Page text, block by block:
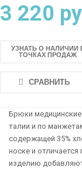
3 220
УЗНАТЬ О НАЛИЧИИ
ТОЧКАХ ПРОДАЖ
СРАВНИТЬ
Брюки
талии и по
содержащей 35%
носке и
изделию